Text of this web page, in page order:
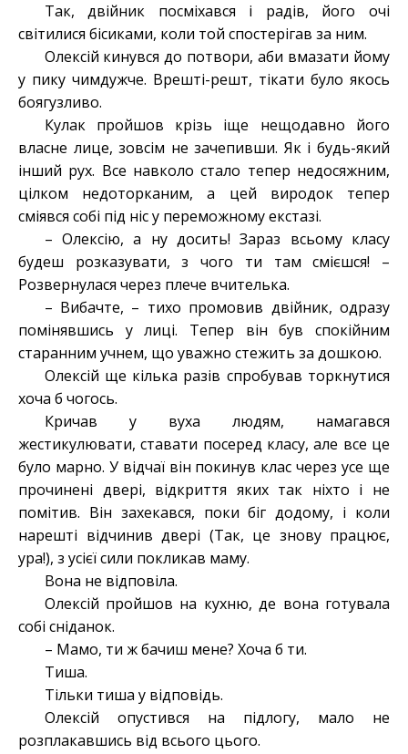
Так, двійник посміхався і радів, його очі
світилися бісиками, коли той спостерігав за ним.
Олексій кинувся до потвори, аби вмазати йому
у пику чимдужче. Врешті-решт, тікати було якось
боягузливо.
Кулак пройшов крізь іще нещодавно його
власне лице, зовсім не зачепивши. Як і будь-який
інший рух. Все навколо стало тепер недосяжним,
цілком недоторканим, а цей виродок тепер
сміявся собі під ніс у переможному екстазі.
– Олексію, а ну досить! Зараз всьому класу
будеш розказувати, з чого ти там смієшся! –
Розвернулася через плече вчителька.
– Вибачте, – тихо промовив двійник, одразу
помінявшись у лиці. Тепер він був спокійним
старанним учнем, що уважно стежить за дошкою.
Олексій ще кілька разів спробував торкнутися
хоча б чогось.
Кричав у вуха людям, намагався
жестикулювати, ставати посеред класу, але все це
було марно. У відчаї він покинув клас через усе ще
прочинені двері, відкриття яких так ніхто і не
помітив. Він захекався, поки біг додому, і коли
нарешті відчинив двері (Так, це знову працює,
ура!), з усієї сили покликав маму.
Вона не відповіла.
Олексій пройшов на кухню, де вона готувала
собі сніданок.
– Мамо, ти ж бачиш мене? Хоча б ти.
Тиша.
Тільки тиша у відповідь.
Олексій опустився на підлогу, мало не
розплакавшись від всього цього.